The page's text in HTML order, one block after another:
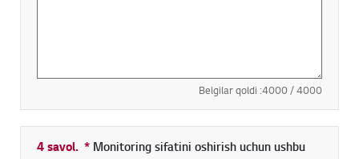
Belgilar qoldi :4000/ 4000
4 savol. * Toʻldirish shart boʻlgan maydon
Monitoring sifatini oshirish uchun ushbu